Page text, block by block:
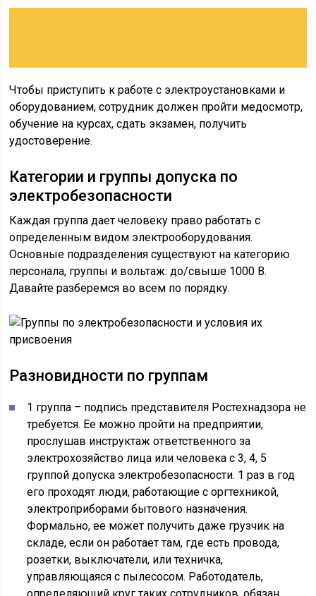
Чтобы приступить к работе с электроустановками и
оборудованием, сотрудник должен пройти медосмотр,
обучение на курсах, сдать экзамен, получить
удостоверение.
Категории и группы допуска по
электробезопасности
Каждая группа дает человеку право работать с
определенным видом электрооборудования.
Основные подразделения существуют на категорию
персонала, группы и вольтаж: до/свыше 1000 В.
Давайте разберемся во всем по порядку.
Разновидности по группам
1 группа – подпись представителя Ростехнадзора не
требуется. Ее можно пройти на предприятии,
прослушав инструктаж ответственного за
электрохозяйство лица или человека с 3, 4, 5
группой допуска электробезопасности. 1 раз в год
его проходят люди, работающие с оргтехникой,
электроприборами бытового назначения.
Формально, ее может получить даже грузчик на
складе, если он работает там, где есть провода,
розетки, выключатели, или техничка,
управляющаяся с пылесосом. Работодатель,